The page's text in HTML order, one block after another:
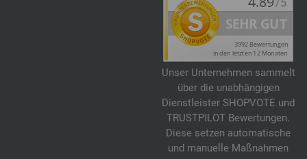
Unser Unternehmen sammelt
über die unabhängigen
Dienstleister SHOPVOTE und
TRUSTPILOT Bewertungen.
Diese setzen automatische
und manuelle Maßnahmen